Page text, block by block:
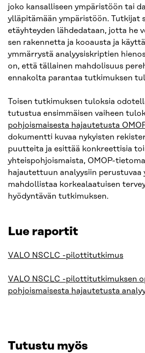
joko kansalliseen ympäristöön tai
ylläpitämään ympäristöön. Tutkijat
etäyhteyden lähdedataan, jotta he
sen rakennetta ja kooausta ja
ymmärrystä analyysiskriptien
on, että tällainen mahdolisuus
ennakolta parantaa tutkimuksen
Toisen tutkimuksen tuloksia
tutustua ensimmäisen vaiheen
pohjoismaisesta hajautetusta
dokumentti kuvaa nykyisten
puutteita ja esittää konkreettisia
yhteispohjoismaista, OMOP-
hajautettuun analyysiin perustuvaa
mahdollistaa korkealaatuisen
hyödyntävän tutkimuksen.
Lue raportit
VALO NSCLC -pilottitutkimus
VALO NSCLC -pilottitutkimuksen
pohjoismaisesta hajautetusta
Tutustu myös